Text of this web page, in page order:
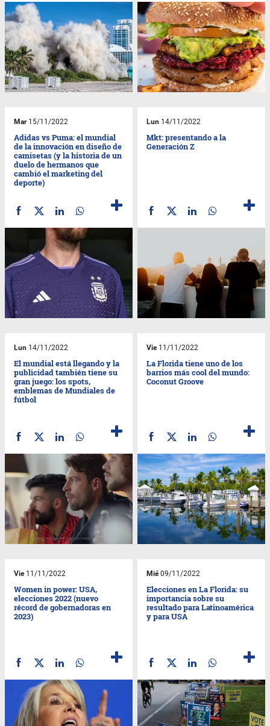
Mar15/11/2022
Adidas vs Puma: el mundial
de la innovación en diseño de
camisetas (y la historia de un
duelo de hermanos que
cambió el marketing del
deporte)
Lun 14/11/2022
Mkt: presentando a la
Generación Z
Lun 14/11/2022
El mundial está llegando y la
publicidad también tiene su
gran juego: los spots,
emblemas de Mundiales de
fútbol
Vie11/11/2022
La Florida tiene uno de los
barrios más cool del mundo:
Coconut Groove
Vie11/11/2022
Women in power: USA,
elecciones 2022 (nuevo
récord de gobernadoras en
2023)
Mié09/11/2022
Elecciones en La Florida: su
importancia sobre su
resultado para Latinoamérica
y para USA